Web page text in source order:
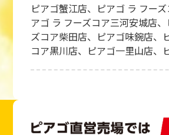
ピアゴ蟹江店、ピアゴ ラ フー
アゴ ラ フーズコア三河安城店
ズコア柴田店、ピアゴ味鋺店、
コア黒川店、ピアゴ一里山店、